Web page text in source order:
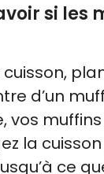
si les
cuisson,
d’un
vos
la
ce